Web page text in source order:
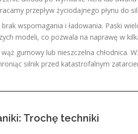
przepływ życiodajnego płynu do
brak wspomagania i ładowania. Paski
modeli, co pozwala na naprawę w
gumowy lub nieszczelna chłodnica.
silnik przed katastrofalnym
Trochę techniki